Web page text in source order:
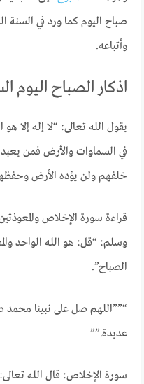
صباح اليوم كما ورد في السنة
وأتباعه.
اذكار الصباح اليوم السبت 7
يقول الله تعالى: “لا إله إلا
في السماوات والأرض فمن
خلفهم ولن يؤده الأرض
قراءة سورة الإخلاص
وسلم: “قل: هو الله الواحد
الصباح”.
“””اللهم صل على نبينا محمد
عديدة.””
سورة الإخلاص: قال الله